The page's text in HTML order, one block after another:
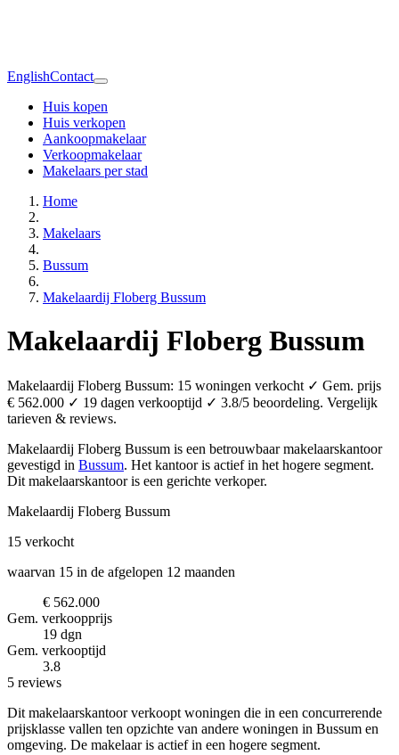
EnglishContact
Huis kopen
Huis verkopen
Aankoopmakelaar
Verkoopmakelaar
Makelaars per stad
Home
Makelaars
Bussum
Makelaardij Floberg Bussum
Makelaardij Floberg Bussum
Makelaardij Floberg Bussum: 15 woningen verkocht ✓ Gem. prijs
€ 562.000 ✓ 19 dagen verkooptijd ✓ 3.8/5 beoordeling. Vergelijk
tarieven & reviews.
Makelaardij Floberg Bussum is een betrouwbaar makelaarskantoor
gevestigd in Bussum. Het kantoor is actief in het hogere segment.
Dit makelaarskantoor is een gerichte verkoper.
Makelaardij Floberg Bussum
15 verkocht
waarvan 15 in de afgelopen 12 maanden
€ 562.000
Gem. verkoopprijs
19 dgn
Gem. verkooptijd
3.8
5 reviews
Dit makelaarskantoor verkoopt woningen die in een concurrerende
prijsklasse vallen ten opzichte van andere woningen in Bussum en
omgeving. De makelaar is actief in een hogere segment.